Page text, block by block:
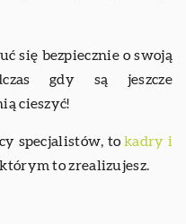
się bezpiecznie o swoją
gdy są jeszcze
cieszyć!
specjalistów, tokadry i
to zrealizujesz.